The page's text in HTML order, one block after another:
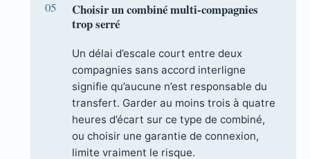
Choisir un combiné multi-compagnies
trop serré
Un délai d’escale court entre deux
compagnies sans accord interligne
signifie qu’aucune n’est responsable du
transfert. Garder au moins trois à quatre
heures d’écart sur ce type de combiné,
ou choisir une garantie de connexion,
limite vraiment le risque.